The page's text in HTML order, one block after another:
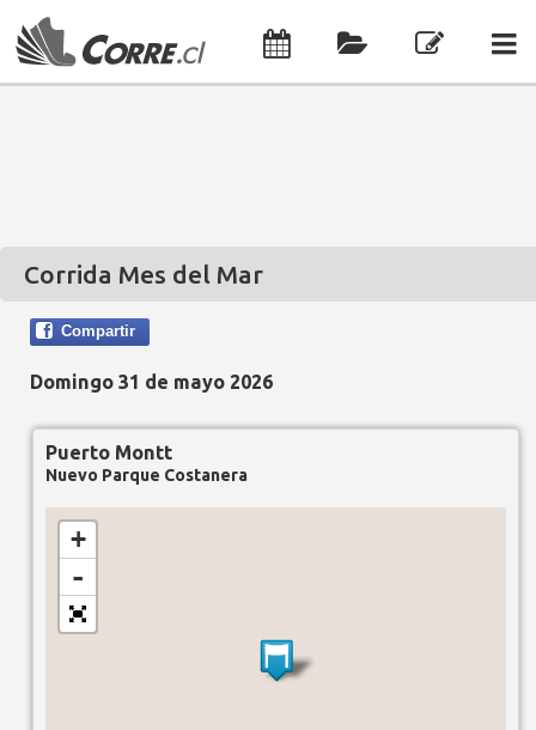
Corrida Mes del Mar
Compartir
Domingo 31 de mayo 2026
Puerto Montt
Nuevo Parque Costanera
+
-